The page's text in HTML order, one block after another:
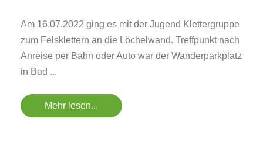
Am 16.07.2022 ging es mit der Jugend Klettergruppe
zum Felsklettern an die Löchelwand. Treffpunkt nach
Anreise per Bahn oder Auto war der Wanderparkplatz
in Bad ...
Mehr lesen...